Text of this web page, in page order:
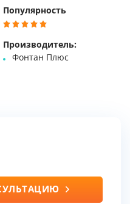
Популярность
Производитель:
Фонтан Плюс